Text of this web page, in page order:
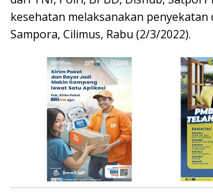
kesehatan melaksanakan penyekatan
Sampora, Cilimus, Rabu (2/3/2022).